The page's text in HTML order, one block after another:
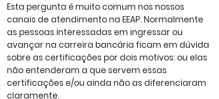
Esta pergunta é muito comum nos nossos
canais de atendimento na EEAP. Normalmente
as pessoas interessadas em ingressar ou
avançar na carreira bancária ficam em dúvida
sobre as certificações por dois motivos: ou elas
não entenderam a que servem essas
certificações e/ou ainda não as diferenciaram
claramente.